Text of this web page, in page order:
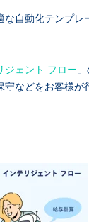
自動化テンプレ
ジェント フロー
などをお客様が